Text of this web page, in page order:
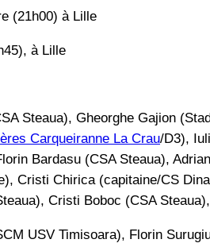
(21h00) à Lille
à Lille
Steaua), Gheorghe Gajion
Carqueiranne La Crau/D3),
Bardasu (CSA Steaua),
Cristi Chirica (capitaine/CS
Cristi Boboc (CSA
USV Timisoara), Florin